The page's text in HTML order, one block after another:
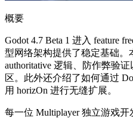
概要
Godot 4.7 Beta 1 进入 feature
型网络架构提供了稳定基础。
authoritative 逻辑、防作弊验
区。此外还介绍了如何通过
用 horizOn 进行无缝扩展。
每一位 Multiplayer 独立游戏